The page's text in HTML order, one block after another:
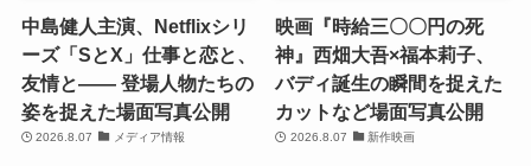
中島健人主演、Netflixシリ
ーズ「SとX」仕事と恋と、
友情と―― 登場人物たちの
姿を捉えた場面写真公開
2026.8.07 メディア情報
映画『時給三〇〇円の死
神』西畑大吾×福本莉子、
バディ誕生の瞬間を捉えた
カットなど場面写真公開
2026.8.07 新作映画